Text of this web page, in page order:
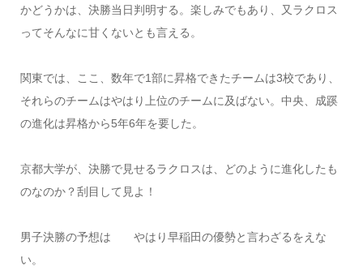
かどうかは、決勝当日判明する。楽しみでもあり、又ラクロス
ってそんなに甘くないとも言える。
関東では、ここ、数年で1部に昇格できたチームは3校であり、
それらのチームはやはり上位のチームに及ばない。中央、成蹊
の進化は昇格から5年6年を要した。
京都大学が、決勝で見せるラクロスは、どのように進化したも
のなのか？刮目して見よ！
男子決勝の予想は やはり早稲田の優勢と言わざるをえな
い。